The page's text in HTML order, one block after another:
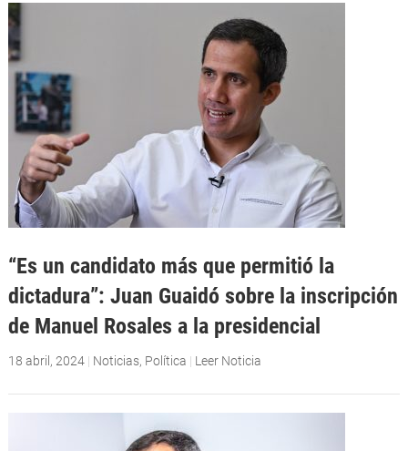
“Es un candidato más que permitió la
dictadura”: Juan Guaidó sobre la inscripción
de Manuel Rosales a la presidencial
18 abril, 2024| Noticias, Política | Leer Noticia